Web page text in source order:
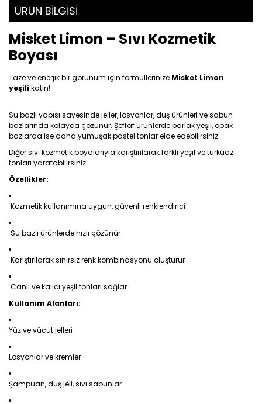
ÜRÜN BİLGİSİ
Misket Limon – Sıvı Kozmetik
Boyası
Taze ve enerjik bir görünüm için formüllerinize Misket Limon
yeşilikatın!
Su bazlı yapısı sayesinde jeller, losyonlar, duş ürünleri ve sabun
bazlarında kolayca çözünür. Şeffaf ürünlerde parlak yeşil, opak
bazlarda ise daha yumuşak pastel tonlar elde edebilirsiniz.
Diğer sıvı kozmetik boyalarıyla karıştırılarak farklı yeşil ve turkuaz
tonları yaratabilirsiniz.
Özellikler:
Kozmetik kullanımına uygun, güvenli renklendirici
Su bazlı ürünlerde hızlı çözünür
Karıştırılarak sınırsız renk kombinasyonu oluşturur
Canlı ve kalıcı yeşil tonları sağlar
Kullanım Alanları:
Yüz ve vücut jelleri
Losyonlar ve kremler
Şampuan, duş jeli, sıvı sabunlar